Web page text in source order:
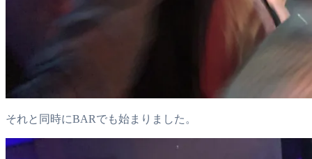
それと同時にBARでも始まりました。